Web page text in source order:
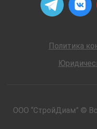
Политика
ООО “СтройДиам” ©